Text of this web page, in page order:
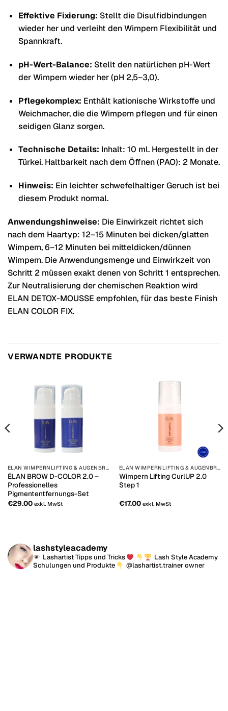
Effektive Fixierung: Stellt die Disulfidbindungen
wieder her und verleiht den Wimpern Flexibilität und
Spannkraft.
pH-Wert-Balance: Stellt den natürlichen pH-Wert
der Wimpern wieder her (pH 2,5–3,0).
Pflegekomplex: Enthält kationische Wirkstoffe und
Weichmacher, die die Wimpern pflegen und für einen
seidigen Glanz sorgen.
Technische Details: Inhalt: 10 ml. Hergestellt in der
Türkei. Haltbarkeit nach dem Öffnen (PAO): 2 Monate.
Hinweis: Ein leichter schwefelhaltiger Geruch ist bei
diesem Produkt normal.
Anwendungshinweise: Die Einwirkzeit richtet sich
nach dem Haartyp: 12–15 Minuten bei dicken/glatten
Wimpern, 6–12 Minuten bei mitteldicken/dünnen
Wimpern. Die Anwendungsmenge und Einwirkzeit von
Schritt 2 müssen exakt denen von Schritt 1 entsprechen.
Zur Neutralisierung der chemischen Reaktion wird
ELAN DETOX-MOUSSE empfohlen, für das beste Finish
ELAN COLOR FIX.
VERWANDTE PRODUKTE
ELAN WIMPERNLIFTING & AUGENBRAUENLAMINIERUNG
ÉLAN BROW D-COLOR 2.0 –
Professionelles
Pigmententfernungs-Set
€29.00 exkl. MwSt
ELAN WIMPERNLIFTING & AUGENBRAUENLAMINIERUNG
Wimpern Lifting CurlUP 2.0
Step 1
€17.00 exkl. MwSt
lashstyleacademy
Lashartist Tipps und Tricks
Lash Style Academy
Schulungen und Produkte
@lashartist.trainer owner